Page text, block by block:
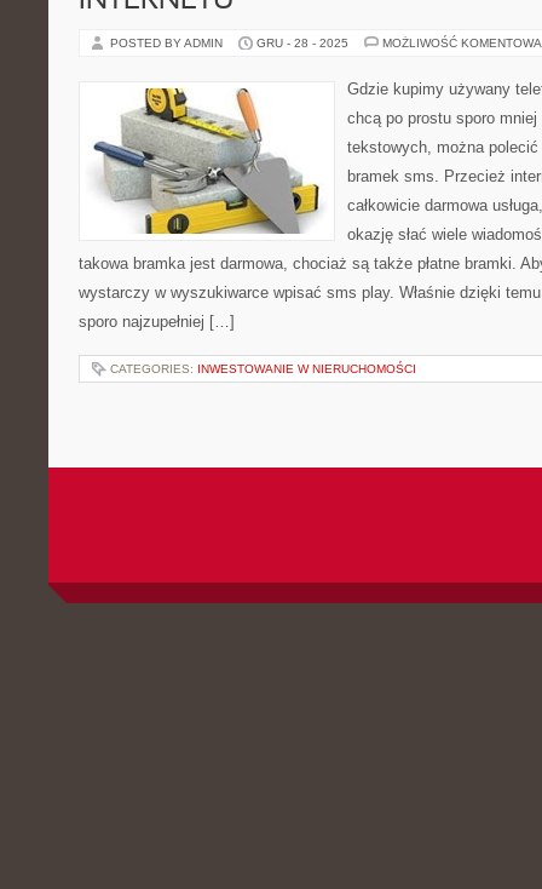
POSTED BY ADMIN GRU - 28 - 2025 MOŻLIWOŚĆ
Gdzie kupimy używany
chcą po prostu sporo mniej
tekstowych, można
bramek sms. Przecież
całkowicie darmowa
okazję słać wiele
takowa bramka jest darmowa, chociaż są także płatne bramki.
wystarczy w wyszukiwarce wpisać sms play. Właśnie dzięki
sporo najzupełniej […]
CATEGORIES: INWESTOWANIE W NIERUCHOMOŚCI